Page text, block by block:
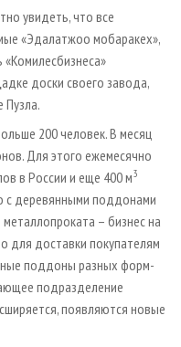
увидеть, что все
«Эдалатжоо мобаракех»,
доски своего завода,
200 человек. В месяц
Для этого ежемесячно
в России и еще 400 м3
с деревянными поддонами
– бизнес на
для доставки покупателям
поддоны разных форм-
подразделение
появляются новые